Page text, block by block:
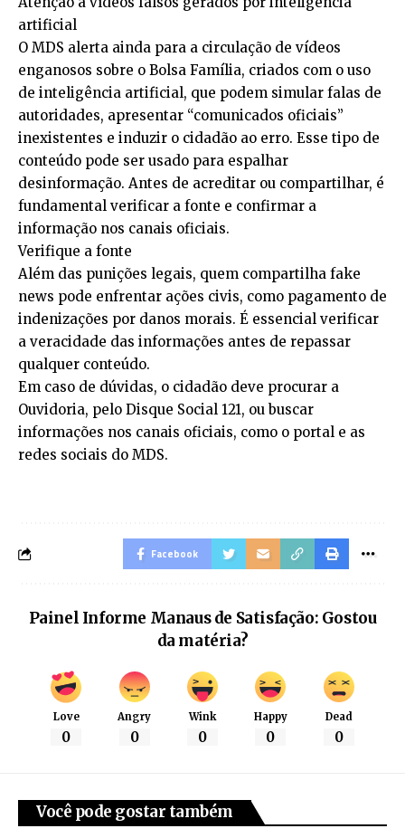
artificial
O MDS alerta ainda para a circulação de vídeos
enganosos sobre o Bolsa Família, criados com o uso
de inteligência artificial, que podem simular falas de
autoridades, apresentar “comunicados oficiais”
inexistentes e induzir o cidadão ao erro. Esse tipo de
conteúdo pode ser usado para espalhar
desinformação. Antes de acreditar ou compartilhar, é
fundamental verificar a fonte e confirmar a
informação nos canais oficiais.
Verifique a fonte
Além das punições legais, quem compartilha fake
news pode enfrentar ações civis, como pagamento de
indenizações por danos morais. É essencial verificar
a veracidade das informações antes de repassar
qualquer conteúdo.
Em caso de dúvidas, o cidadão deve procurar a
Ouvidoria, pelo Disque Social 121, ou buscar
informações nos canais oficiais, como o portal e as
redes sociais do MDS.
Facebook
Painel Informe Manaus de Satisfação: Gostou
da matéria?
Love
0
Angry
0
Wink
0
Happy
0
Dead
0
Você pode gostar também